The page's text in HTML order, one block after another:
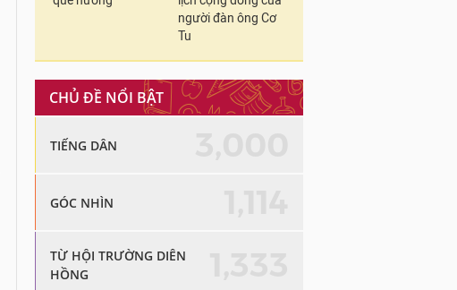
người đàn ông Cơ
Tu
CHỦ ĐỀ NỔI BẬT
TIẾNG DÂN
GÓC NHÌN
TỪ HỘI TRƯỜNG DIÊN
HỒNG